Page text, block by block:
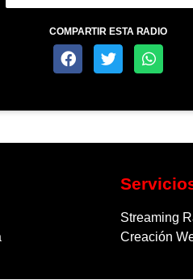
COMPARTIR ESTA RADIO
Streaming
Creación